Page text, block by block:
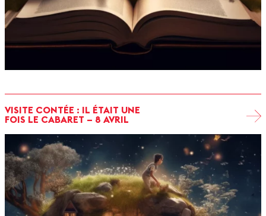
VISITE CONTÉE : IL ÉTAIT UNE
FOIS LE CABARET – 8 AVRIL